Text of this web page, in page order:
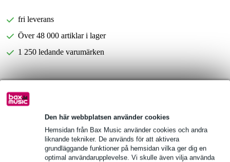
Den här webbplatsen använder cookies
Hemsidan från Bax Music använder cookies och andra
liknande tekniker. De används för att aktivera
grundläggande funktioner på hemsidan vilka ger dig en
optimal användarupplevelse. Vi skulle även vilja använda
fri leverans
Över 48 000 artiklar i lager
1 250 ledande varumärken
Fullständiga specifikationer